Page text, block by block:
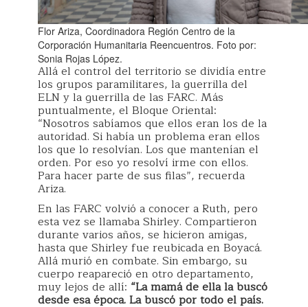
Flor Ariza, Coordinadora Región Centro de la
Corporación Humanitaria Reencuentros. Foto por:
Sonia Rojas López.
Allá el control del territorio se dividía entre
los grupos paramilitares, la guerrilla del
ELN y la guerrilla de las FARC. Más
puntualmente, el Bloque Oriental:
“Nosotros sabíamos que ellos eran los de la
autoridad. Si había un problema eran ellos
los que lo resolvían. Los que mantenían el
orden. Por eso yo resolví irme con ellos.
Para hacer parte de sus filas”, recuerda
Ariza.
En las FARC volvió a conocer a Ruth, pero
esta vez se llamaba Shirley. Compartieron
durante varios años, se hicieron amigas,
hasta que Shirley fue reubicada en Boyacá.
Allá murió en combate. Sin embargo, su
cuerpo reapareció en otro departamento,
muy lejos de allí: “La mamá de ella la buscó
desde esa época. La buscó por todo el país.